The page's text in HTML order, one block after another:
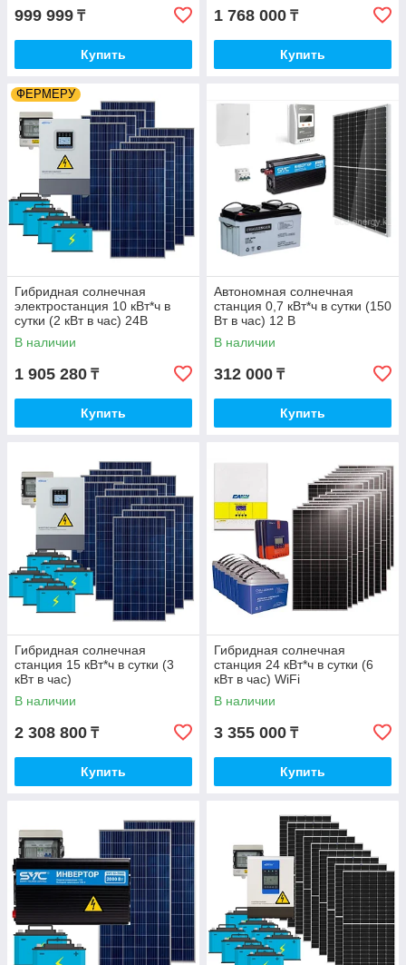
999 999 ₸
Купить
1 768 000 ₸
Купить
ФЕРМЕРУ
Гибридная солнечная
электростанция 10 кВт*ч в
сутки (2 кВт в час) 24В
В наличии
1 905 280 ₸
Купить
Автономная солнечная
станция 0,7 кВт*ч в сутки (150
Вт в час) 12 В
В наличии
312 000 ₸
Купить
Гибридная солнечная
станция 15 кВт*ч в сутки (3
кВт в час)
В наличии
2 308 800 ₸
Купить
Гибридная солнечная
станция 24 кВт*ч в сутки (6
кВт в час) WiFi
В наличии
3 355 000 ₸
Купить